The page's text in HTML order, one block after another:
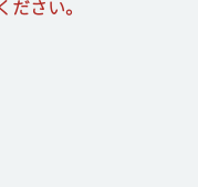
さい。